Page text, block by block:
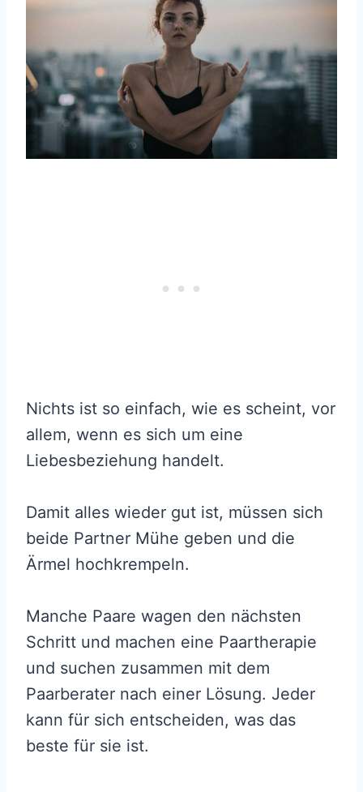
Nichts ist so einfach, wie es scheint, vor
allem, wenn es sich um eine
Liebesbeziehung handelt.
Damit alles wieder gut ist, müssen sich
beide Partner Mühe geben und die
Ärmel hochkrempeln.
Manche Paare wagen den nächsten
Schritt und machen eine Paartherapie
und suchen zusammen mit dem
Paarberater nach einer Lösung. Jeder
kann für sich entscheiden, was das
beste für sie ist.